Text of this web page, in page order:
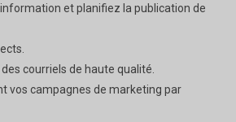
et planifiez la publication de
courriels de haute qualité.
vos campagnes de marketing par